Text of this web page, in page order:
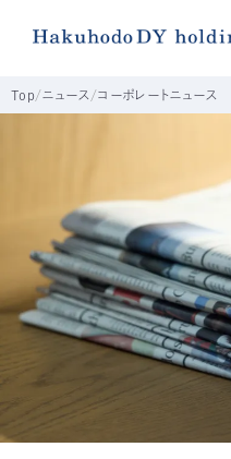
Top ニュース コーポレートニュース